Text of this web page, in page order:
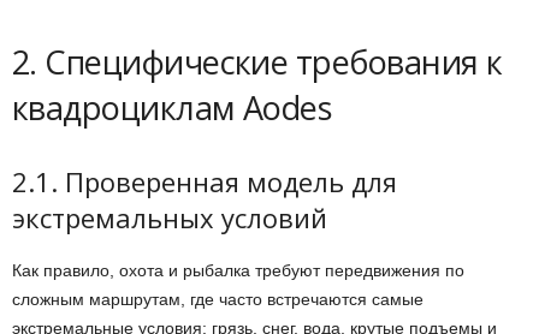
2. Специфические требования к
квадроциклам Aodes
2.1. Проверенная модель для
экстремальных условий
Как правило, охота и рыбалка требуют передвижения по
сложным маршрутам, где часто встречаются самые
экстремальные условия: грязь, снег, вода, крутые подъемы и